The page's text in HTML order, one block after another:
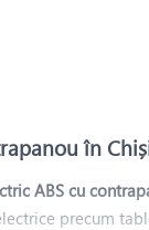
în
ABS cu
precum